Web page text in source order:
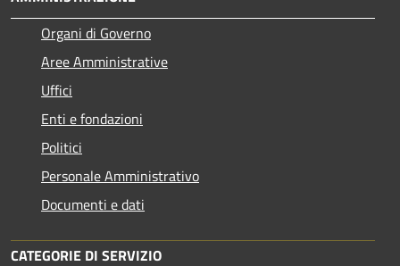
Organi di Governo
Aree Amministrative
Uffici
Enti e fondazioni
Politici
Personale Amministrativo
Documenti e dati
CATEGORIE DI SERVIZIO